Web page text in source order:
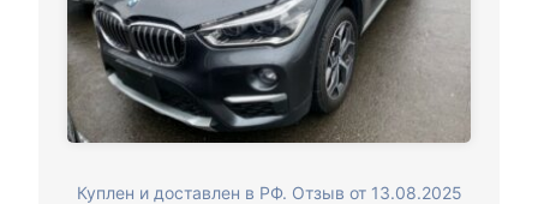
Куплен и доставлен в РФ. Отзыв от 13.08.2025